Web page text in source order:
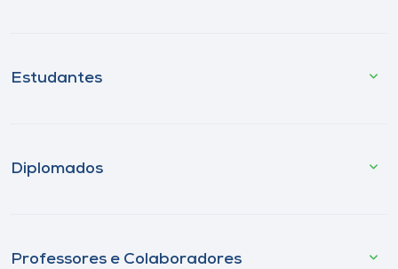
Estudantes
Diplomados
Professores e Colaboradores